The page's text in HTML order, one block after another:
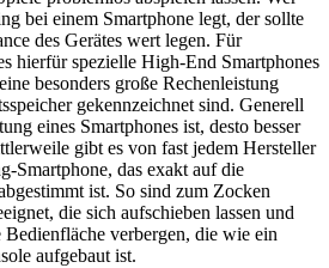
bei einem Smartphone legt, der sollte
des Gerätes wert legen. Für
hierfür spezielle High-End Smartphones
besonders große Rechenleistung
gekennzeichnet sind. Generell
eines Smartphones ist, desto besser
gibt es von fast jedem Hersteller
Smartphone, das exakt auf die
ist. So sind zum Zocken
die sich aufschieben lassen und
verbergen, die wie ein
aufgebaut ist.